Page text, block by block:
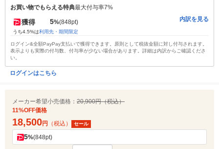
お買い物でもらえる特典最大付与率7%
獲得 5%(848pt)
うち4.5%は利用先・期間限定
内訳を見る
ログイン&全額PayPay支払いで獲得できます。原則として税抜金額に対し付与されます。
表示よりも実際の付与数、付与率が少ない場合があります。詳細は内訳からご確認くださ
い。
ログインはこちら
メーカー希望小売価格： 20,900円（税込）
11%OFF価格
18,500円 （税込） セール
5%(848pt)